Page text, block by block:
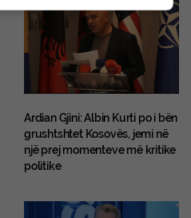
Ardian Gjini: Albin Kurti po i bën
grushtshtet Kosovës, jemi në
një prej momenteve më kritike
politike